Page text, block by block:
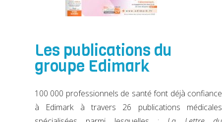
Les publications du
groupe Edimark
100 000 professionnels de santé font déjà confiance
à Edimark à travers 26 publications médicales